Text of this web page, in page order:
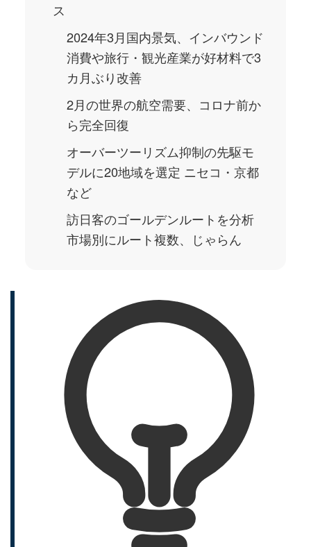
ス
2024年3月国内景気、インバウンド
消費や旅行・観光産業が好材料で3
カ月ぶり改善
2月の世界の航空需要、コロナ前か
ら完全回復
オーバーツーリズム抑制の先駆モ
デルに20地域を選定 ニセコ・京都
など
訪日客のゴールデンルートを分析
市場別にルート複数、じゃらん